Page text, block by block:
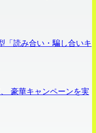
「読み合い・騙し合いキ
豪華キャンペーンを実